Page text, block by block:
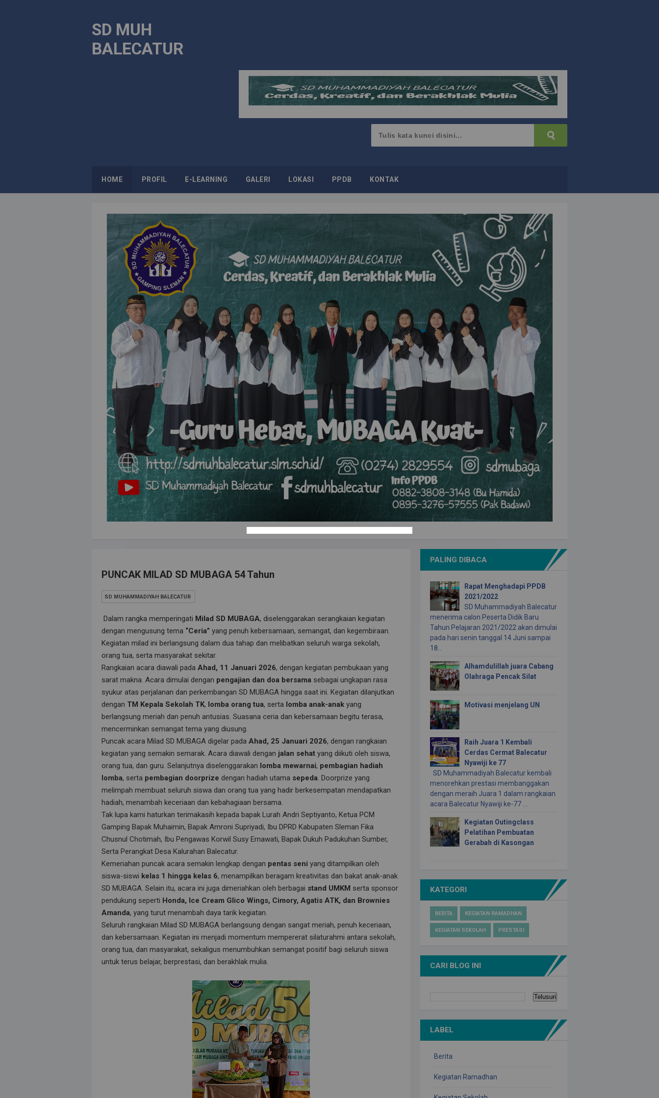
SD MUH
BALECATUR
HOME PROFIL E-LEARNING GALERI LOKASI PPDB KONTAK
PUNCAK MILAD SD MUBAGA 54 Tahun
SD MUHAMMADIYAH BALECATUR
Dalam rangka memperingati Milad SD MUBAGA, diselenggarakan serangkaian kegiatan
dengan mengusung tema “Ceria” yang penuh kebersamaan, semangat, dan kegembiraan.
Kegiatan milad ini berlangsung dalam dua tahap dan melibatkan seluruh warga sekolah,
orang tua, serta masyarakat sekitar.
Rangkaian acara diawali pada Ahad, 11 Januari 2026, dengan kegiatan pembukaan yang
sarat makna. Acara dimulai dengan pengajian dan doa bersama sebagai ungkapan rasa
syukur atas perjalanan dan perkembangan SD MUBAGA hingga saat ini. Kegiatan dilanjutkan
dengan TM Kepala Sekolah TK, lomba orang tua, serta lomba anak-anak yang
berlangsung meriah dan penuh antusias. Suasana ceria dan kebersamaan begitu terasa,
mencerminkan semangat tema yang diusung.
Puncak acara Milad SD MUBAGA digelar pada Ahad, 25 Januari 2026, dengan rangkaian
kegiatan yang semakin semarak. Acara diawali dengan jalan sehat yang diikuti oleh siswa,
orang tua, dan guru. Selanjutnya diselenggarakan lomba mewarnai, pembagian hadiah
lomba, serta pembagian doorprize dengan hadiah utama sepeda. Doorprize yang
melimpah membuat seluruh siswa dan orang tua yang hadir berkesempatan mendapatkan
hadiah, menambah keceriaan dan kebahagiaan bersama.
Tak lupa kami haturkan terimakasih kepada bapak Lurah Andri Septiyanto, Ketua PCM
Gamping Bapak Muhaimin, Bapak Amroni Supriyadi, Ibu DPRD Kabupaten Sleman Fika
Chusnul Chotimah, Ibu Pengawas Korwil Susy Ernawati, Bapak Dukuh Padukuhan Sumber,
Serta Perangkat Desa Kalurahan Balecatur.
Kemeriahan puncak acara semakin lengkap dengan pentas seni yang ditampilkan oleh
siswa-siswi kelas 1 hingga kelas 6, menampilkan beragam kreativitas dan bakat anak-anak
SD MUBAGA. Selain itu, acara ini juga dimeriahkan oleh berbagai stand UMKM serta sponsor
pendukung seperti Honda, Ice Cream Glico Wings, Cimory, Agatis ATK, dan Brownies
Amanda, yang turut menambah daya tarik kegiatan.
Seluruh rangkaian Milad SD MUBAGA berlangsung dengan sangat meriah, penuh keceriaan,
dan kebersamaan. Kegiatan ini menjadi momentum mempererat silaturahmi antara sekolah,
orang tua, dan masyarakat, sekaligus menumbuhkan semangat positif bagi seluruh siswa
untuk terus belajar, berprestasi, dan berakhlak mulia.
PALING DIBACA
Rapat Menghadapi PPDB
2021/2022
SD Muhammadiyah Balecatur
menerima calon Peserta Didik Baru
Tahun Pelajaran 2021/2022 akan dimulai
pada hari senin tanggal 14 Juni sampai
18...
Alhamdulillah juara Cabang
Olahraga Pencak Silat
Motivasi menjelang UN
Raih Juara 1 Kembali
Cerdas Cermat Balecatur
Nyawiji ke 77
SD Muhammadiyah Balecatur kembali
menorehkan prestasi membanggakan
dengan meraih Juara 1 dalam rangkaian
acara Balecatur Nyawiji ke-77 ....
Kegiatan Outingclass
Pelatihan Pembuatan
Gerabah di Kasongan
KATEGORI
BERITA KEGIATAN RAMADHAN
KEGIATAN SEKOLAH PRESTASI
CARI BLOG INI
LABEL
Berita
Kegiatan Ramadhan